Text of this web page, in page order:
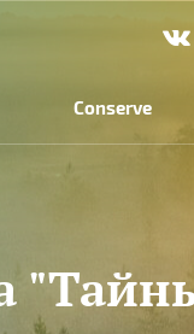
Conserve